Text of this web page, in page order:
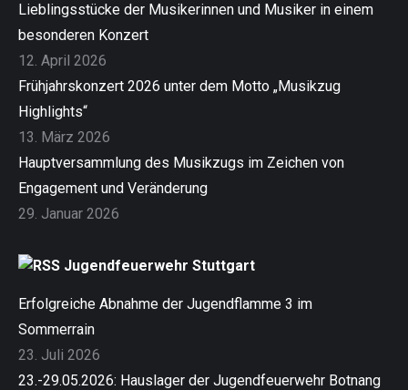
Lieblingsstücke der Musikerinnen und Musiker in einem
besonderen Konzert
12. April 2026
Frühjahrskonzert 2026 unter dem Motto „Musikzug
Highlights“
13. März 2026
Hauptversammlung des Musikzugs im Zeichen von
Engagement und Veränderung
29. Januar 2026
Jugendfeuerwehr Stuttgart
Erfolgreiche Abnahme der Jugendflamme 3 im
Sommerrain
23. Juli 2026
23.-29.05.2026: Hauslager der Jugendfeuerwehr Botnang